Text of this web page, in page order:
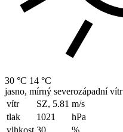
30 °C 14 °C
jasno, mírný severozápadní vítr
vítr
SZ, 5.81 m/s
tlak
1021
hPa
vlhkost 30
%